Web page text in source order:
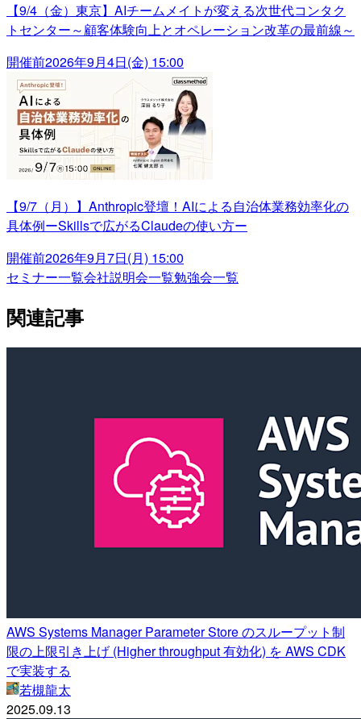
【9/4（金）東京】AIチームメイトが変える次世代コンタク
トセンター～顧客体験向上とオペレーション改革の最前線～
開催前2026年9月4日(金) 15:00
【9/7（月）】Anthropic登壇！AIによる自治体業務効率化の
具体例ーSkillsで広がるClaudeの使い方ー
開催前2026年9月7日(月) 15:00
セミナー一覧会社説明会一覧勉強会一覧
関連記事
AWS Systems Manager Parameter Store のスループット制
限の上限引き上げ (Higher throughput 有効化) を AWS CDK
で実装する
若槻龍太
2025.09.13